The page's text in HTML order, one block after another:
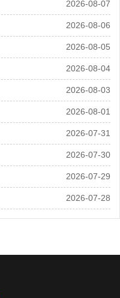
2026-08-07
2026-08-06
2026-08-05
2026-08-04
2026-08-03
2026-08-01
2026-07-31
2026-07-30
2026-07-29
2026-07-28